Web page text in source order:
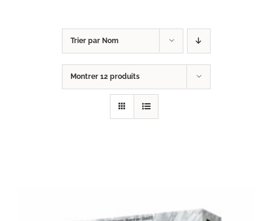
Trier par Nom
Montrer 12 produits